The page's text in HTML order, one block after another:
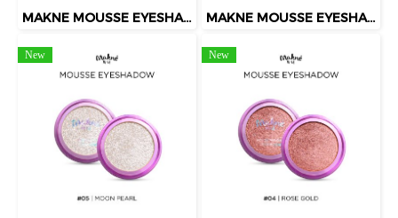
MAKNE MOUSSE EYESHADOW MAKNE MOUSSE EYESHADOW 02 PINK GOLD
New New